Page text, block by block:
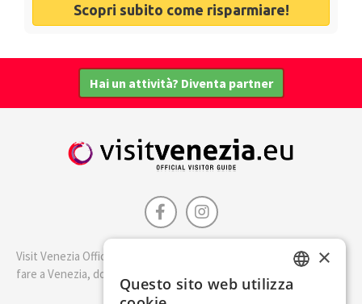
Scopri subito come risparmiare!
Hai un attività? Diventa partner
Visit Venezia Official è la guida della città di Venezia. Scopri cosa
fare a Venezia, dove dormire e i migliori posti dove mangiare.
×
Questo sito web utilizza